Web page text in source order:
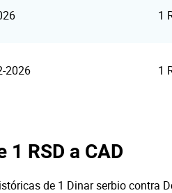
1
2026 1
1 RSD a CAD
de 1 Dinar serbio contra